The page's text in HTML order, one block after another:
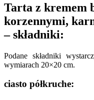
Tarta z kremem
korzennymi,
– składniki:
Podane składniki
wymiarach 20×20 cm.
ciasto półkruche: